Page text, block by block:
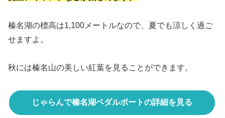
榛名湖の標高は1,100メートルなので、夏でも涼しく過ご
せますよ。
秋には榛名山の美しい紅葉を見ることができます。
じゃらんで榛名湖ペダルボートの詳細を見る